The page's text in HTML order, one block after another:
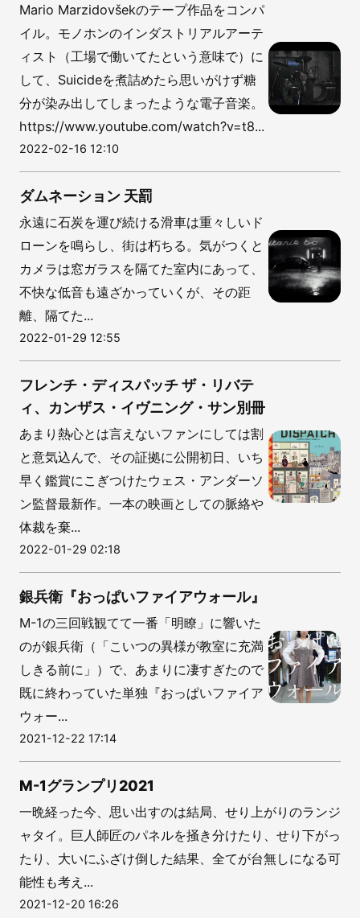
Mario Marzidovšekのテープ作品をコンパ
イル。モノホンのインダストリアルアーテ
ィスト（工場で働いてたという意味で）に
して、Suicideを煮詰めたら思いがけず糖
分が染み出してしまったような電子音楽。
https://www.youtube.com/watch?v=t8...
2022-02-16 12:10
ダムネーション 天罰
永遠に石炭を運び続ける滑車は重々しいド
ローンを鳴らし、街は朽ちる。気がつくと
カメラは窓ガラスを隔てた室内にあって、
不快な低音も遠ざかっていくが、その距
離、隔てた...
2022-01-29 12:55
フレンチ・ディスパッチ ザ・リバテ
ィ、カンザス・イヴニング・サン別冊
あまり熱心とは言えないファンにしては割
と意気込んで、その証拠に公開初日、いち
早く鑑賞にこぎつけたウェス・アンダーソ
ン監督最新作。一本の映画としての脈絡や
体裁を棄...
2022-01-29 02:18
銀兵衛『おっぱいファイアウォール』
M-1の三回戦観てて一番「明瞭」に響いた
のが銀兵衛（「こいつの異様が教室に充満
しきる前に」）で、あまりに凄すぎたので
既に終わっていた単独『おっぱいファイア
ウォー...
2021-12-22 17:14
M-1グランプリ2021
一晩経った今、思い出すのは結局、せり上がりのランジ
ャタイ。巨人師匠のパネルを掻き分けたり、せり下がっ
たり、大いにふざけ倒した結果、全てが台無しになる可
能性も考え...
2021-12-20 16:26